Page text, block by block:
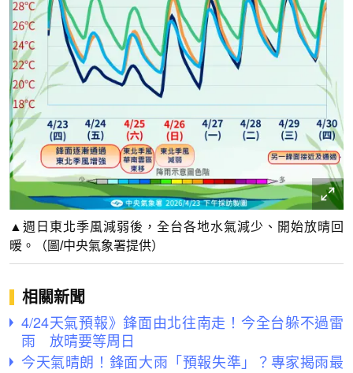
▲週日東北季風減弱後，全台各地水氣減少、開始放晴回
暖。（圖/中央氣象署提供）
相關新聞
4/24天氣預報》鋒面由北往南走！今全台躲不過雷
雨 放晴要等周日
今天氣晴朗！鋒面大雨「預報失準」？專家揭雨最